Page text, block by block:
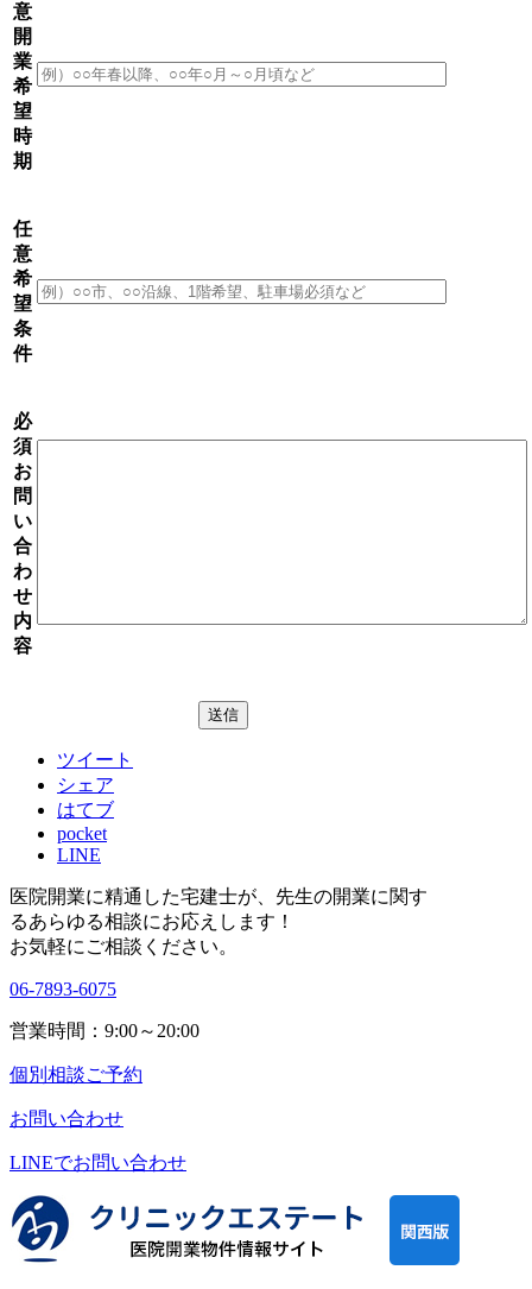
意
開
業
希
望
時
期
任
意
希
望
条
件
必
須
お
問
い
合
わ
せ
内
容
ツイート
シェア
はてブ
pocket
LINE
医院開業に精通した宅建士が、 先生の開業に関す
るあらゆる相談にお応えします！
お気軽にご相談ください。
06-7893-6075
営業時間：9:00～20:00
個別相談ご予約
お問い合わせ
LINEでお問い合わせ